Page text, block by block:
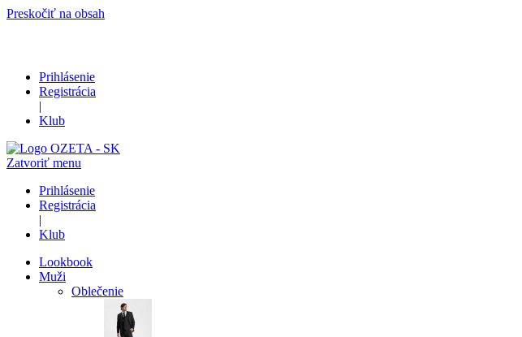
Preskočiť na obsah
Prihlásenie
Registrácia
|
Klub
Zatvoriť menu
Prihlásenie
Registrácia
|
Klub
Lookbook
Muži
Oblečenie